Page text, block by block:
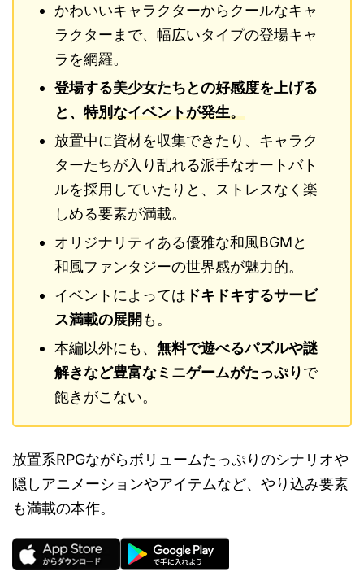
かわいいキャラクターからクールなキャ
ラクターまで、幅広いタイプの登場キャ
ラを網羅。
登場する美少女たちとの好感度を上げる
と、 特別なイベントが発生。
放置中に資材を収集できたり、キャラク
ターたちが入り乱れる派手なオートバト
ルを採用していたりと、ストレスなく楽
しめる要素が満載。
オリジナリティある優雅な和風BGMと
和風ファンタジーの世界感が魅力的。
イベントによっては ドキドキするサービ
ス満載の展開も。
本編以外にも、 無料で遊べるパズルや謎
解きなど豊富なミニゲームがたっぷりで
飽きがこない。
放置系RPGながらボリュームたっぷりのシナリオや
隠しアニメーションやアイテムなど、やり込み要素
も満載の本作。